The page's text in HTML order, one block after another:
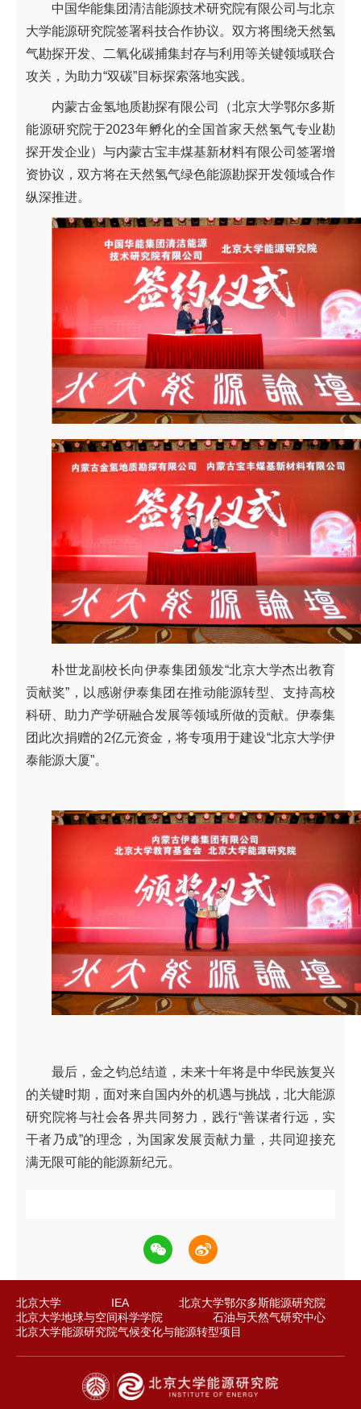
中国华能集团清洁能源技术研究院有限公司与北京
大学能源研究院签署科技合作协议。双方将围绕天然氢
气勘探开发、二氧化碳捕集封存与利用等关键领域联合
攻关，为助力“双碳”目标探索落地实践。
内蒙古金氢地质勘探有限公司（北京大学鄂尔多斯
能源研究院于2023年孵化的全国首家天然氢气专业勘
探开发企业）与内蒙古宝丰煤基新材料有限公司签署增
资协议，双方将在天然氢气绿色能源勘探开发领域合作
纵深推进。
朴世龙副校长向伊泰集团颁发“北京大学杰出教育
贡献奖”，以感谢伊泰集团在推动能源转型、支持高校
科研、助力产学研融合发展等领域所做的贡献。伊泰集
团此次捐赠的2亿元资金，将专项用于建设“北京大学伊
泰能源大厦”。
最后，金之钧总结道，未来十年将是中华民族复兴
的关键时期，面对来自国内外的机遇与挑战，北大能源
研究院将与社会各界共同努力，践行“善谋者行远，实
干者乃成”的理念，为国家发展贡献力量，共同迎接充
满无限可能的能源新纪元。
北京大学 IEA
北京大学鄂尔多斯能源研究院
北京大学地球与空间科学学院
石油与天然气研究中心
北京大学能源研究院气候变化与能源转型项目